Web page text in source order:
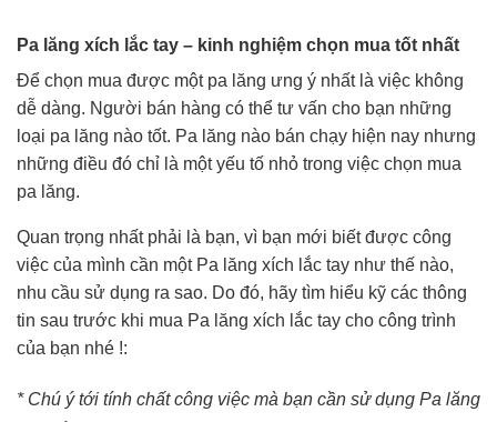
Pa lăng xích lắc tay – kinh nghiệm chọn mua tốt nhất
Để chọn mua được một pa lăng ưng ý nhất là việc không
dễ dàng. Người bán hàng có thể tư vấn cho bạn những
loại pa lăng nào tốt. Pa lăng nào bán chạy hiện nay nhưng
những điều đó chỉ là một yếu tố nhỏ trong việc chọn mua
pa lăng.
Quan trọng nhất phải là bạn, vì bạn mới biết được công
việc của mình cần một Pa lăng xích lắc tay như thế nào,
nhu cầu sử dụng ra sao. Do đó, hãy tìm hiểu kỹ các thông
tin sau trước khi mua Pa lăng xích lắc tay cho công trình
của bạn nhé !:
* Chú ý tới tính chất công việc mà bạn cần sử dụng Pa lăng